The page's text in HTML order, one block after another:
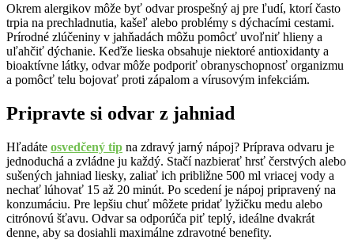
Okrem alergikov môže byť odvar prospešný aj pre ľudí, ktorí často
trpia na prechladnutia, kašeľ alebo problémy s dýchacími cestami.
Prírodné zlúčeniny v jahňadách môžu pomôcť uvoľniť hlieny a
uľahčiť dýchanie. Keďže lieska obsahuje niektoré antioxidanty a
bioaktívne látky, odvar môže podporiť obranyschopnosť organizmu
a pomôcť telu bojovať proti zápalom a vírusovým infekciám.
Pripravte si odvar z jahniad
Hľadáte osvedčený tip na zdravý jarný nápoj? Príprava odvaru je
jednoduchá a zvládne ju každý. Stačí nazbierať hrsť čerstvých alebo
sušených jahniad liesky, zaliať ich približne 500 ml vriacej vody a
nechať lúhovať 15 až 20 minút. Po scedení je nápoj pripravený na
konzumáciu. Pre lepšiu chuť môžete pridať lyžičku medu alebo
citrónovú šťavu. Odvar sa odporúča piť teplý, ideálne dvakrát
denne, aby sa dosiahli maximálne zdravotné benefity.